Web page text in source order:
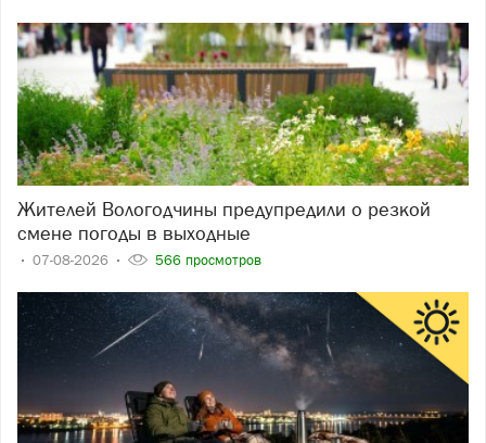
Жителей Вологодчины предупредили о резкой
смене погоды в выходные
07-08-2026 566 просмотров